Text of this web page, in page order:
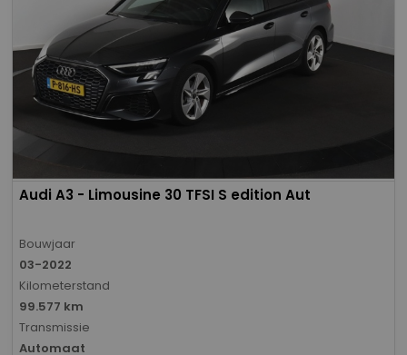
Audi A3 - Limousine 30 TFSI S edition Aut
Bouwjaar
03-2022
Kilometerstand
99.577 km
Transmissie
Automaat